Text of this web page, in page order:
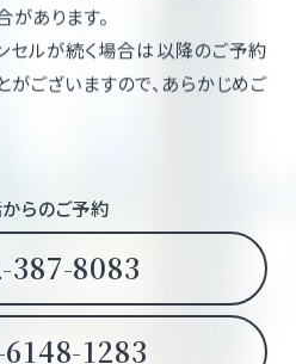
があります。
セルが続く場合は以降のご予約
がございますので、あらかじめご
らのご予約
387-8083
1283